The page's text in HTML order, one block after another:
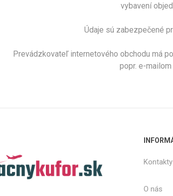
vybavení
Údaje sú zabezpečené
Prevádzkovateľ internetového obchodu má
popr. e-
Kontakty
O nás